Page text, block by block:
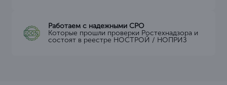
Работаем с надежными СРО
Которые прошли проверки Ростехнадзора и
состоят в реестре НОСТРОЙ / НОПРИЗ